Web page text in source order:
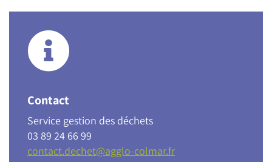
Contact
Service gestion des déchets
03 89 24 66 99
contact.dechet@agglo-colmar.fr